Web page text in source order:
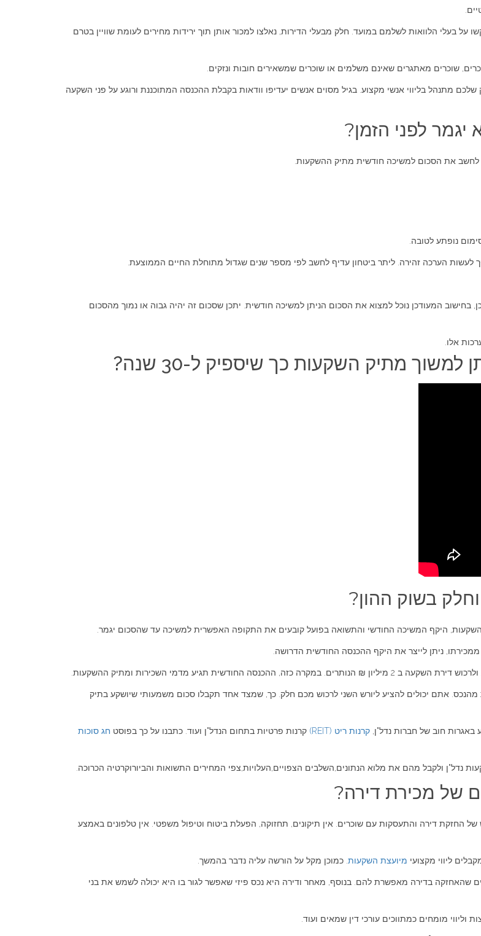
על בעלי הלוואות לשלמם במועד. חלק מבעלי הדירות, נאלצו למכור אותן תוך ירידות מחירים לעומת שוויין בטרם
שוכרים מאתגרים שאינם משלמים או שוכרים שמשאירים חובות ונזקים.
מתנהל בליווי אנשי מקצוע. בגיל מסוים אנשים יעדיפו וודאות בקבלת ההכנסה המתוכננת ורוגע על פני השקעה
לפני הזמן?
לחשב את הסכום למשיכה חודשית מתיק ההשקעות.
נופתע לטובה.
לעשות הערכה זהירה. ליתר ביטחון עדיף לחשב לפי מספר שנים שגדול מתוחלת החיים הממוצעת.
המעודכן נוכל למצוא את הסכום הניתן למשיכה חודשית. יתכן שסכום זה יהיה גבוה או נמוך מהסכום
אלו.
מתיק השקעות כך שיספיק ל-30 שנה?
בשוק ההון?
היקף המשיכה החודשי והתשואה בפועל קובעים את התקופה האפשרית למשיכה עד שהסכום יגמר.
ניתן לייצר את היקף ההכנסה החודשית הדרושה.
אתם יכולים להציע ליורש השני לרכוש מכם חלק. כך, שמצד אחד תקבלו סכום משמעותי שיושקע בתיק
באגרות חוב של חברות נדל"ן, קרנות ריט (REIT) קרנות פרטיות בתחום הנדל"ן ועוד. כתבנו על כך בפוסט חג סוכות
ולקבל מהם את מלוא הנתונים,השלבים הצפויים,העלויות,צפי המחירים התשואות והביורוקרטיה הכרוכה.
של מכירת דירה?
החזקת דירה והתעסקות עם שוכרים. אין תיקונים, תחזוקה, הפעלת ביטוח וטיפול משפטי. אין טלפונים באמצע
ליווי מקצועי מיועצת השקעות . כמוכן מקל על הורשה עליה נדבר בהמשך.
בדירה מאפשרת להם. בנוסף, מאחר ודירה היא נכס פיזי שאפשר לגור בו היא יכולה לשמש את בני
מומחים כמתווכים עורכי דין שמאים ועוד.